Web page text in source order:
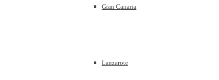
Gran Canaria
Lanzarote